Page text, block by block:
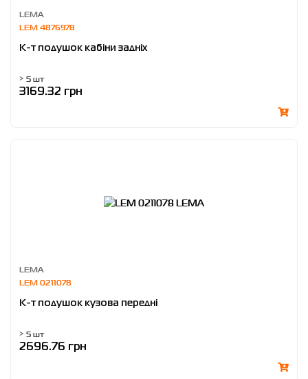
LEMA
LEM 4876978
К-т подушок кабіни задніх
> 5 шт
3169.32 грн
LEMA
LEM 0211078
К-т подушок кузова передні
> 5 шт
2696.76 грн